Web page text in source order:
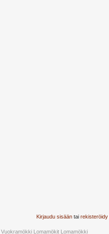
Kirjaudu sisään tai rekisteröidy
Vuokramökki Lomamökit Lomamökki